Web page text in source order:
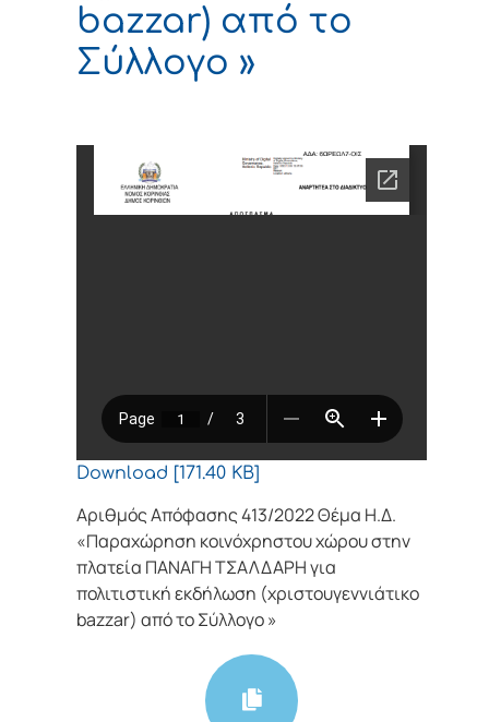
bazzar) από το
Σύλλογο »
Download [171.40 KB]
Αριθμός Απόφασης 413/2022 Θέμα Η.Δ.
«Παραχώρηση κοινόχρηστου χώρου στην
πλατεία ΠΑΝΑΓΗ ΤΣΑΛΔΑΡΗ για
πολιτιστική εκδήλωση (χριστουγεννιάτικο
bazzar) από το Σύλλογο »